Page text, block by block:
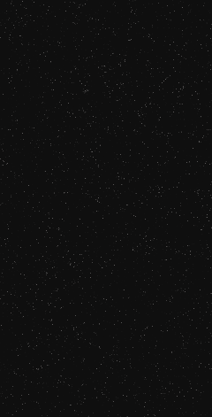
FR Contact